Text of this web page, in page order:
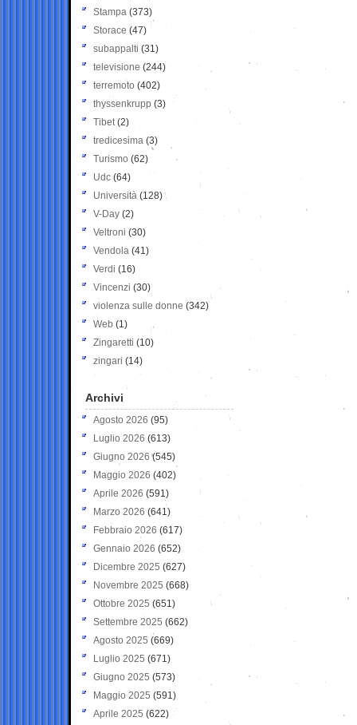
Stampa (373)
Storace (47)
subappalti (31)
televisione(244)
terremoto (402)
thyssenkrupp (3)
Tibet(2)
tredicesima (3)
Turismo (62)
Udc (64)
Università (128)
V-Day (2)
Veltroni (30)
Vendola (41)
Verdi (16)
Vincenzi (30)
violenza sulle donne (342)
Web (1)
Zingaretti (10)
zingari (14)
Archivi
Agosto 2026 (95)
Luglio 2026 (613)
Giugno 2026 (545)
Maggio 2026 (402)
Aprile 2026 (591)
Marzo 2026 (641)
Febbraio 2026 (617)
Gennaio 2026 (652)
Dicembre 2025 (627)
Novembre 2025 (668)
Ottobre 2025 (651)
Settembre 2025 (662)
Agosto 2025 (669)
Luglio 2025 (671)
Giugno 2025 (573)
Maggio 2025 (591)
Aprile 2025 (622)